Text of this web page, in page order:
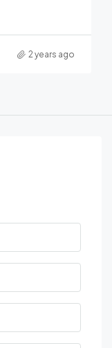
2 years ago